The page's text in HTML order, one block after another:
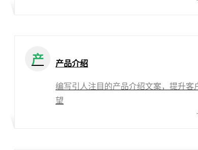
产 产品介绍
编写引人注目的产品介绍文案，提升客
望